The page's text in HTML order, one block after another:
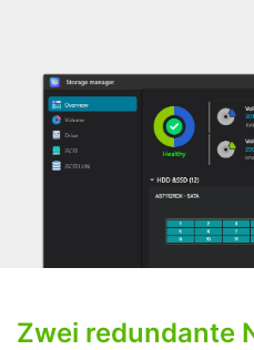
Zwei redundante